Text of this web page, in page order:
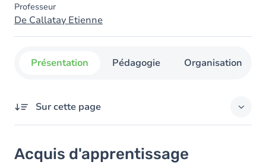
Professeur
De Callatay Etienne
Présentation Pédagogie Organisation
Sur cette page
Contenu
Acquis d'apprentissage